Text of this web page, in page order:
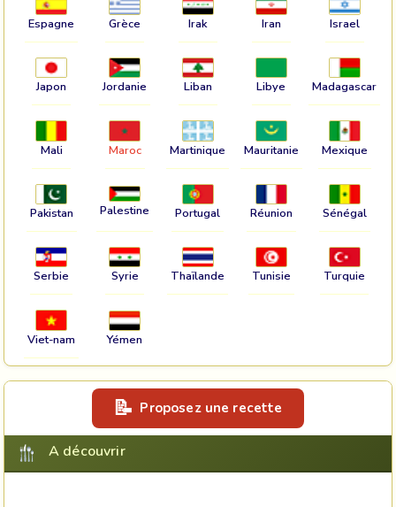
Espagne Grèce Irak Iran Israel
Japon Jordanie Liban Libye Madagascar
Mali Maroc Martinique Mauritanie Mexique
Pakistan Palestine Portugal Réunion Sénégal
Serbie Syrie Thaïlande Tunisie Turquie
Viet-nam Yémen
Proposez une recette
A découvrir